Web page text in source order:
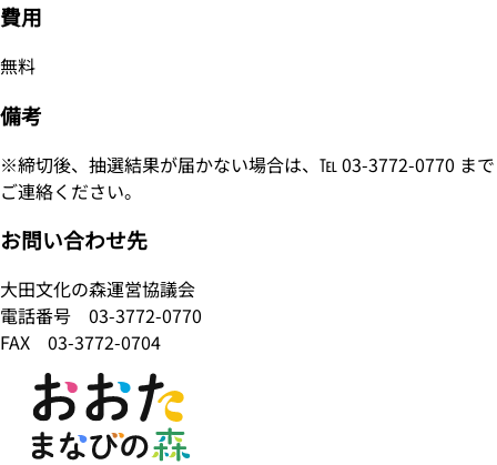
費用
無料
備考
※締切後、抽選結果が届かない場合は、℡ 03-3772-0770 まで
ご連絡ください。
お問い合わせ先
大田文化の森運営協議会
電話番号 03-3772-0770
FAX 03-3772-0704